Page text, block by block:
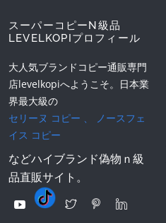
スーパーコピーN級品
LEVELKOPIプロフィール
大人気ブランドコピー通販専門
店levelkopiへようこそ。日本業
界最大級の
セリーヌ コピー
ノースフェ
イス コピー
などハイブランド偽物ｎ級
品直販サイト。